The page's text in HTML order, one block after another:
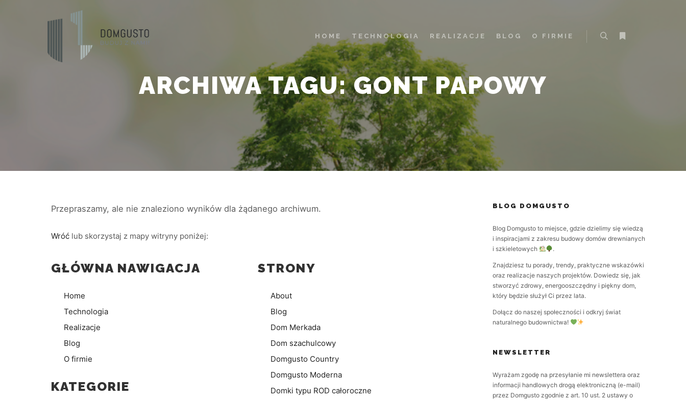
HOME TECHNOLOGIA REALIZACJE BLOG
O FIRMIE
ARCHIWA TAGU:GONT PAPOWY
Przepraszamy, ale nie znaleziono wyników dla żądanego archiwum.
Wróć lub skorzystaj z mapy witryny poniżej:
GŁÓWNA NAWIGACJA
Home
Technologia
Realizacje
Blog
O firmie
KATEGORIE
STRONY
About
Blog
Dom Merkada
Dom szachulcowy
Domgusto Country
Domgusto Moderna
Domki typu ROD całoroczne
BLOG DOMGUSTO
Blog Domgusto to miejsce, gdzie dzielimy się wiedzą
i inspiracjami z zakresu budowy domów drewnianych
i szkieletowych
.
Znajdziesz tu porady, trendy, praktyczne wskazówki
oraz realizacje naszych projektów. Dowiedz się, jak
stworzyć zdrowy, energooszczędny i piękny dom,
który będzie służył Ci przez lata.
Dołącz do naszej społeczności i odkryj świat
naturalnego budownictwa!
NEWSLETTER
Wyrażam zgodę na przesyłanie mi newslettera oraz
informacji handlowych drogą elektroniczną (e-mail)
przez Domgusto zgodnie z art. 10 ust. 2 ustawy o